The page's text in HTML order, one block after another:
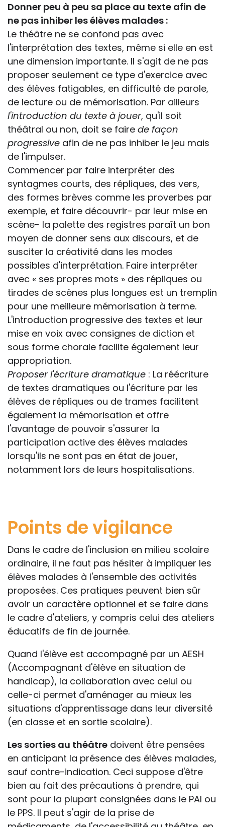
Donner peu à peu sa place au texte afin de
ne pas inhiber les élèves malades :
Le théâtre ne se confond pas avec
l'interprétation des textes, même si elle en est
une dimension importante. Il s'agit de ne pas
proposer seulement ce type d'exercice avec
des élèves fatigables, en difficulté de parole,
de lecture ou de mémorisation. Par ailleurs
l'introduction du texte à jouer, qu'il soit
théâtral ou non, doit se faire de façon
progressive afin de ne pas inhiber le jeu mais
de l'impulser.
Commencer par faire interpréter des
syntagmes courts, des répliques, des vers,
des formes brèves comme les proverbes par
exemple, et faire découvrir- par leur mise en
scène- la palette des registres paraît un bon
moyen de donner sens aux discours, et de
susciter la créativité dans les modes
possibles d'interprétation. Faire interpréter
avec « ses propres mots » des répliques ou
tirades de scènes plus longues est un tremplin
pour une meilleure mémorisation à terme.
L'introduction progressive des textes et leur
mise en voix avec consignes de diction et
sous forme chorale facilite également leur
appropriation.
Proposer l'écriture dramatique : La réécriture
de textes dramatiques ou l'écriture par les
élèves de répliques ou de trames facilitent
également la mémorisation et offre
l'avantage de pouvoir s'assurer la
participation active des élèves malades
lorsqu'ils ne sont pas en état de jouer,
notamment lors de leurs hospitalisations.
Points de vigilance
Dans le cadre de l'inclusion en milieu scolaire
ordinaire, il ne faut pas hésiter à impliquer les
élèves malades à l'ensemble des activités
proposées. Ces pratiques peuvent bien sûr
avoir un caractère optionnel et se faire dans
le cadre d'ateliers, y compris celui des ateliers
éducatifs de fin de journée.
Quand l'élève est accompagné par un AESH
(Accompagnant d'èlève en situation de
handicap), la collaboration avec celui ou
celle-ci permet d'aménager au mieux les
situations d'apprentissage dans leur diversité
(en classe et en sortie scolaire).
Les sorties au théâtre doivent être pensées
en anticipant la présence des élèves malades,
sauf contre-indication. Ceci suppose d'être
bien au fait des précautions à prendre, qui
sont pour la plupart consignées dans le PAI ou
le PPS. Il peut s'agir de la prise de